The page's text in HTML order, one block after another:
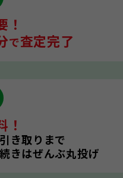
！
で査定完了
！
き取りまで
きはぜんぶ丸投げ